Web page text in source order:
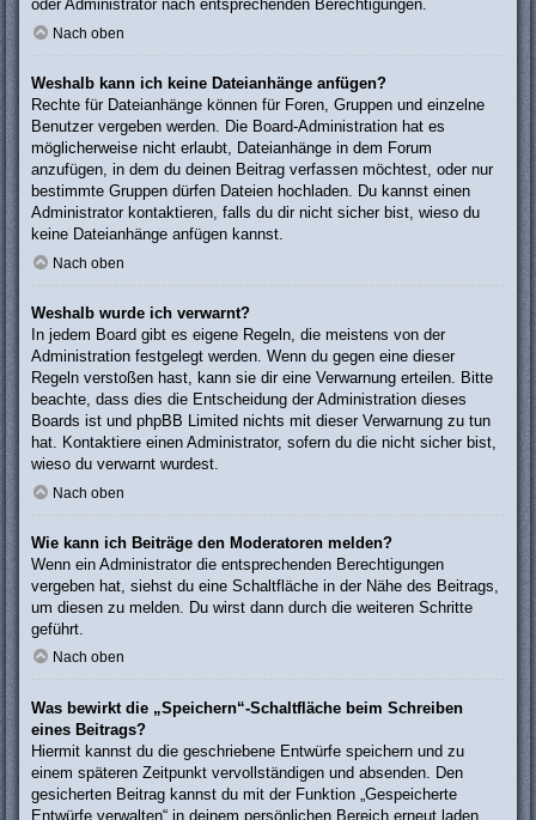
oder Administrator nach entsprechenden Berechtigungen.
Nach oben
Weshalb kann ich keine Dateianhänge anfügen?
Rechte für Dateianhänge können für Foren, Gruppen und einzelne
Benutzer vergeben werden. Die Board-Administration hat es
möglicherweise nicht erlaubt, Dateianhänge in dem Forum
anzufügen, in dem du deinen Beitrag verfassen möchtest, oder nur
bestimmte Gruppen dürfen Dateien hochladen. Du kannst einen
Administrator kontaktieren, falls du dir nicht sicher bist, wieso du
keine Dateianhänge anfügen kannst.
Nach oben
Weshalb wurde ich verwarnt?
In jedem Board gibt es eigene Regeln, die meistens von der
Administration festgelegt werden. Wenn du gegen eine dieser
Regeln verstoßen hast, kann sie dir eine Verwarnung erteilen. Bitte
beachte, dass dies die Entscheidung der Administration dieses
Boards ist und phpBB Limited nichts mit dieser Verwarnung zu tun
hat. Kontaktiere einen Administrator, sofern du die nicht sicher bist,
wieso du verwarnt wurdest.
Nach oben
Wie kann ich Beiträge den Moderatoren melden?
Wenn ein Administrator die entsprechenden Berechtigungen
vergeben hat, siehst du eine Schaltfläche in der Nähe des Beitrags,
um diesen zu melden. Du wirst dann durch die weiteren Schritte
geführt.
Nach oben
Was bewirkt die „Speichern“-Schaltfläche beim Schreiben
eines Beitrags?
Hiermit kannst du die geschriebene Entwürfe speichern und zu
einem späteren Zeitpunkt vervollständigen und absenden. Den
gesicherten Beitrag kannst du mit der Funktion „Gespeicherte
Entwürfe verwalten“ in deinem persönlichen Bereich erneut laden.